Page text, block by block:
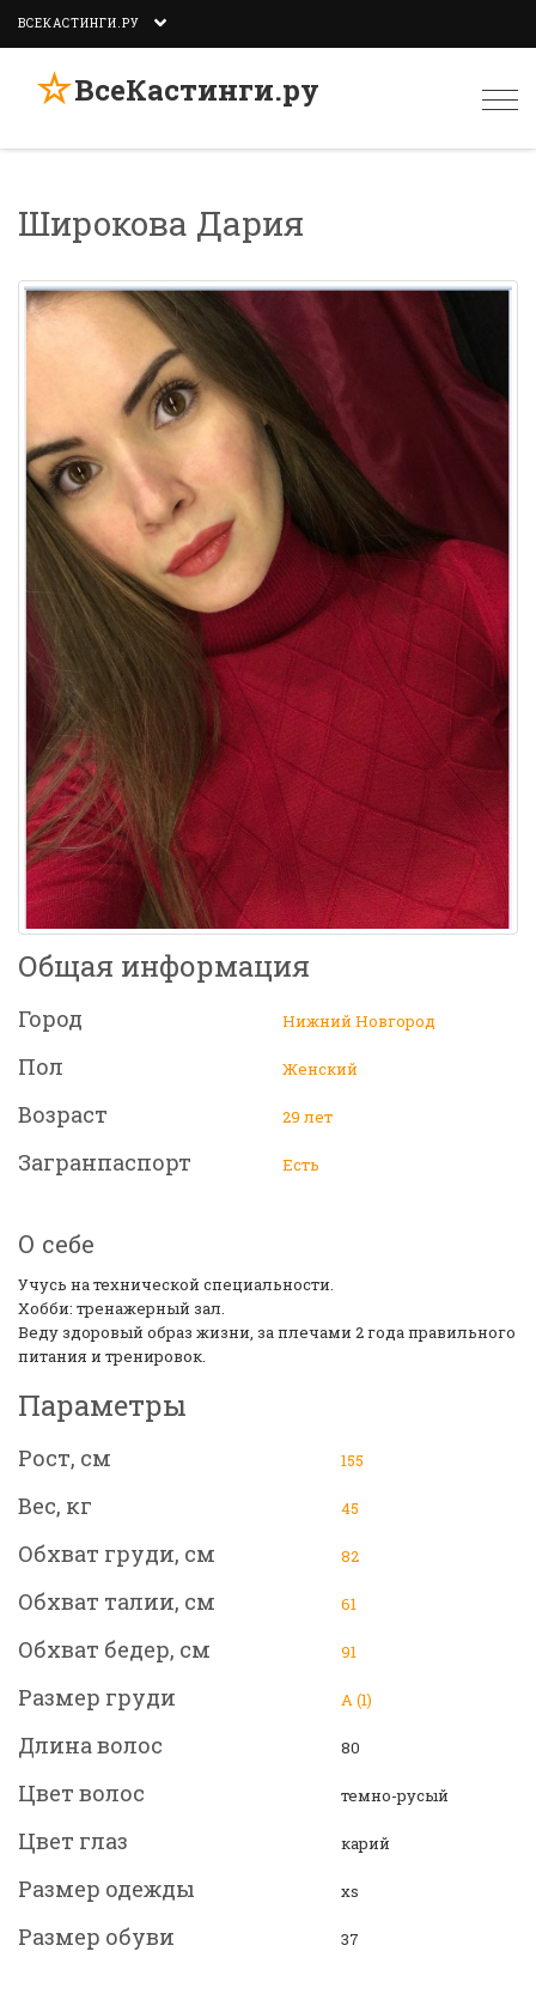
ВСЕКАСТИНГИ.РУ
☆ВсеКастинги.ру
Широкова Дария
Общая информация
Город Нижний Новгород
Пол Женский
Возраст 29 лет
Загранпаспорт Есть
О себе
Учусь на технической специальности.
Хобби: тренажерный зал.
Веду здоровый образ жизни, за плечами 2 года правильного
питания и тренировок.
Параметры
Рост, см 155
Вес, кг 45
Обхват груди, см 82
Обхват талии, см 61
Обхват бедер, см 91
Размер груди А (1)
Длина волос 80
Цвет волос темно-русый
Цвет глаз карий
Размер одежды xs
Размер обуви 37